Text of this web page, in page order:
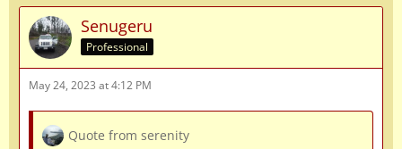
Senugeru
Professional
May 24, 2023 at 4:12 PM
Quote from serenity